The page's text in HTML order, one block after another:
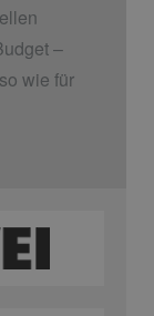
–
wie für